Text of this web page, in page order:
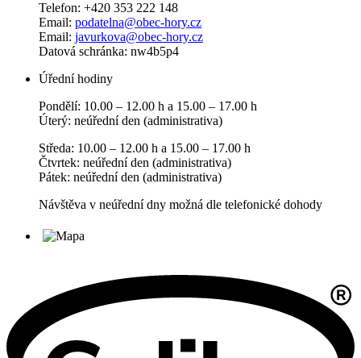
Telefon: +420 353 222 148
Email: podatelna@obec-hory.cz
Email: javurkova@obec-hory.cz
Datová schránka: nw4b5p4
Úřední hodiny
Pondělí: 10.00 – 12.00 h a 15.00 – 17.00 h
Úterý: neúřední den (administrativa)
Středa: 10.00 – 12.00 h a 15.00 – 17.00 h
Čtvrtek: neúřední den (administrativa)
Pátek: neúřední den (administrativa)
Návštěva v neúřední dny možná dle telefonické dohody